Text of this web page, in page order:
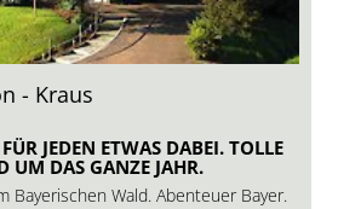
- Kraus
JEDEN ETWAS DABEI. TOLLE
UM DAS GANZE JAHR.
Bayerischen Wald. Abenteuer Bayer.